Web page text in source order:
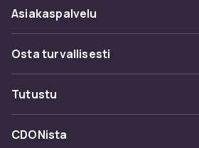
Asiakaspalvelu
Usein kysyttyä (UKK)
Seuraa pakettia
Ota yhteyttä
Osta turvallisesti
Maksuvaihtoehdot
Toimitus
Tutustu
Kategoriat
CDONista